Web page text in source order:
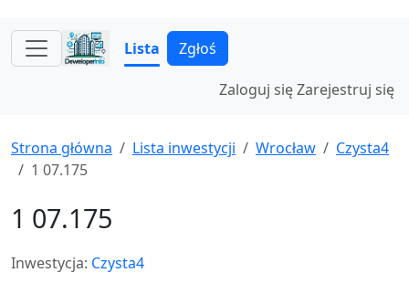
Lista Zgłoś
Zaloguj sięZarejestruj się
Strona główna Lista inwestycji Wrocław
Czysta4
1 07.175
1 07.175
Inwestycja: Czysta4